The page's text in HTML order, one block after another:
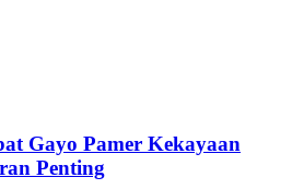
Gayo Pamer Kekayaan
Penting